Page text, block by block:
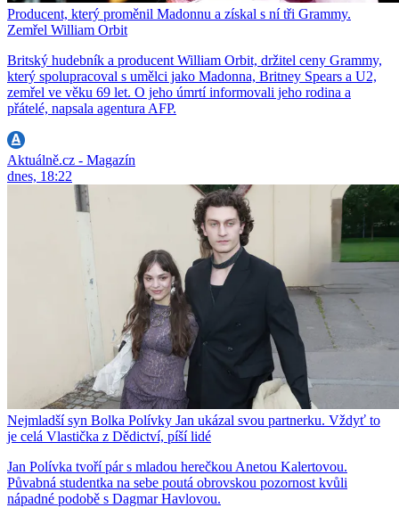
Producent, který proměnil Madonnu a získal s ní tři Grammy.
Zemřel William Orbit
Britský hudebník a producent William Orbit, držitel ceny Grammy,
který spolupracoval s umělci jako Madonna, Britney Spears a U2,
zemřel ve věku 69 let. O jeho úmrtí informovali jeho rodina a
přátelé, napsala agentura AFP.
Aktuálně.cz - Magazín
dnes, 18:22
Nejmladší syn Bolka Polívky Jan ukázal svou partnerku. Vždyť to
je celá Vlastička z Dědictví, píší lidé
Jan Polívka tvoří pár s mladou herečkou Anetou Kalertovou.
Půvabná studentka na sebe poutá obrovskou pozornost kvůli
nápadné podobě s Dagmar Havlovou.